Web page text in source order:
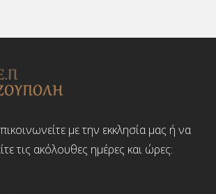
με την εκκλησία μας ή να
τις ακόλουθες ημέρες και ώρες: